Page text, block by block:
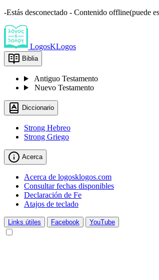
-Estás desconectado - Contenido offline(puede
LogosKLogos
Biblia
Antiguo Testamento
Nuevo Testamento
Diccionario
Strong Hebreo
Strong Griego
Acerca
Acerca de logosklogos.com
Consultar fechas disponibles
Declaración de Fe
Atajos de teclado
Links útiles Facebook YouTube